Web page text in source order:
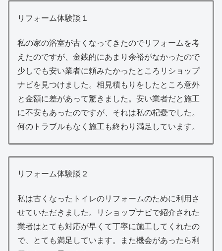
リフォーム体験談１
私の家の浴室が古くなってきたのでリフォームを考
えたのですが、金銭的にあまり余裕がなかったので
少しでも安い業者に頼みたかったところリショップ
ナビを見つけました。相見積もりをしたところ意外
と金額に差があって驚きました。安い業者だと施工
に不安もあったのですが、それは私の杞憂でした。
何のトラブルもなく施工も終わり満足しています。
リフォーム体験談２
私は古くなったトイレのリフォームのために利用さ
せていただきました。リショップナビで紹介された
業者はとても対応が早くて丁寧に施工してくれたの
で、とても満足しています。また機会があったら利